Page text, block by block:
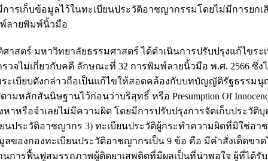
รเก็บข้อมูลไว้ในทะเบียนประวัติอาชญากรรมโดยไม่มีการยกเ
ลายพิมพ์นิ้วมือ
สตร์ มหาวิทยาลัยธรรมศาสตร์ ได้ดำเนินการปรับปรุงแก้ไขระ
วจไม่เกี่ยวกับคดี ลักษณะที่ 32 การพิมพ์ลายนิ้วมือ พ.ศ. 2566 ซึ่ง
ะเบียบดังกล่าวถือเป็นแก้ไขให้สอดคล้องกับบทบัญญัติรัฐธรรม
มหลักสันนิษฐานไว้ก่อนว่าบริสุทธิ์ หรือ Presumption Of
หรือจำเลยไม่มีความผิด โดยมีการปรับปรุงการจัดเก็บประวัติ
ยนประวัติอาชญากร 3) ทะเบียนประวัติผู้กระทำความผิดที่มิใช่อา
องกองทะเบียนประวัติอาชญากรเป็น 9 ข้อ คือ มีคำสั่งเด็ดขา
การฟื้นฟูสมรรถภาพผู้ติดยาเสพติดที่มีผลเป็นที่น่าพอใจ ผู้ที่ได้รั